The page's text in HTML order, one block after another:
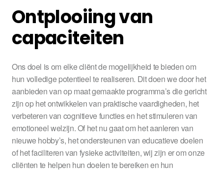
Ontplooiing van
capaciteiten
Ons doel is om elke cliënt de mogelijkheid te bieden om
hun volledige potentieel te realiseren. Dit doen we door het
aanbieden van op maat gemaakte programma’s die gericht
zijn op het ontwikkelen van praktische vaardigheden, het
verbeteren van cognitieve functies en het stimuleren van
emotioneel welzijn. Of het nu gaat om het aanleren van
nieuwe hobby’s, het ondersteunen van educatieve doelen
of het faciliteren van fysieke activiteiten, wij zijn er om onze
cliënten te helpen hun doelen te bereiken en hun